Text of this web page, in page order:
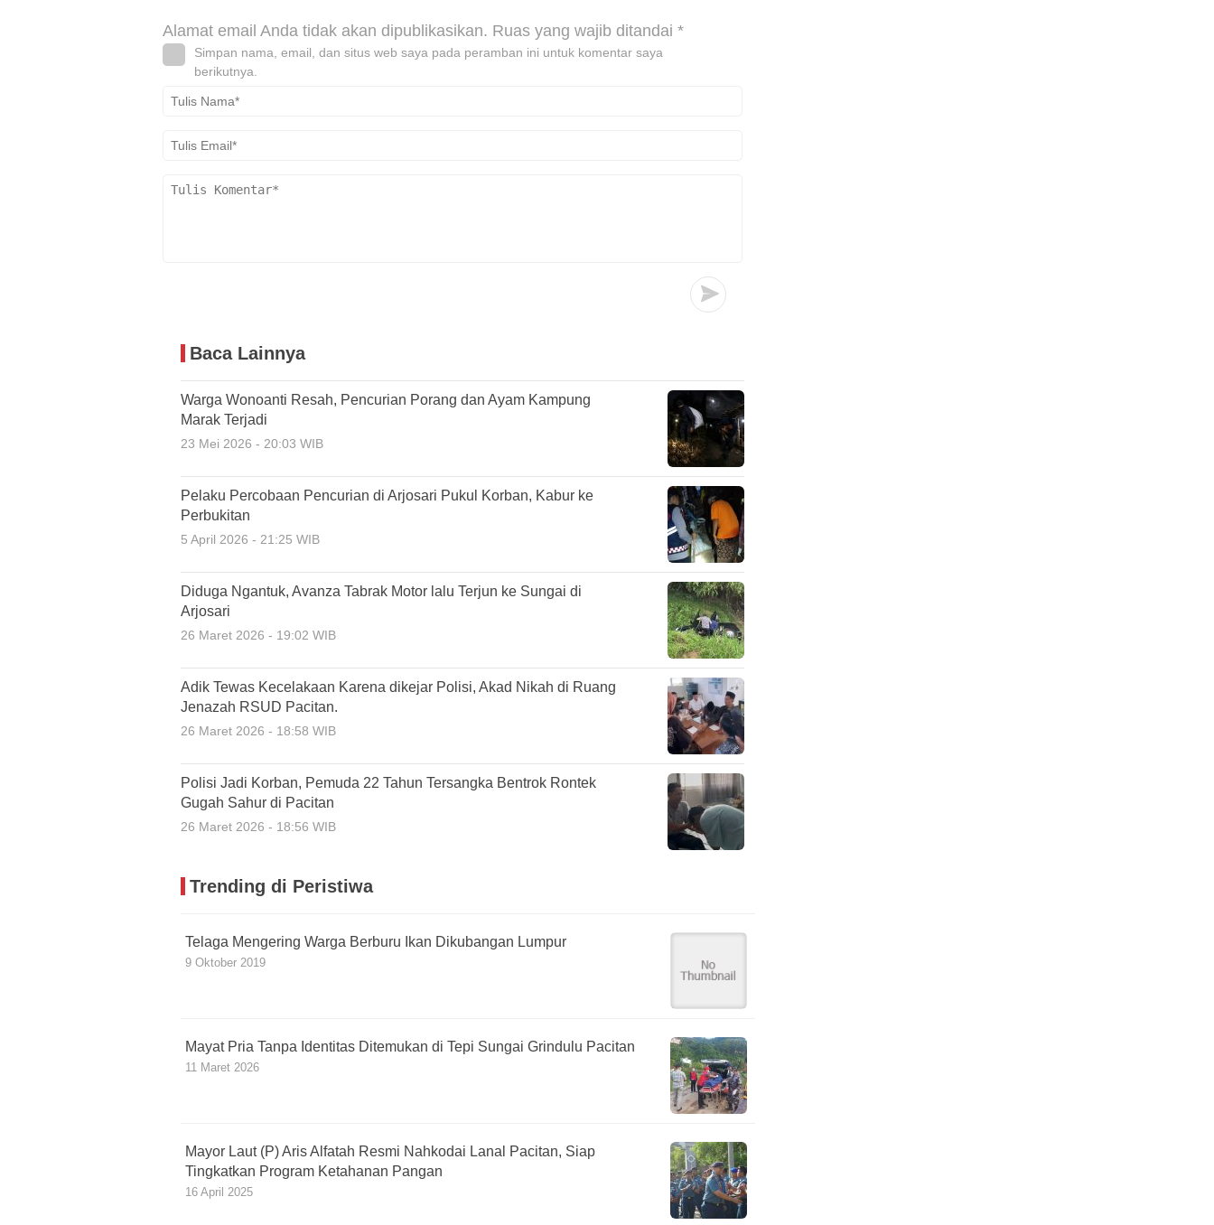
Alamat email Anda tidak akan dipublikasikan. Ruas yang wajib ditandai *
Simpan nama, email, dan situs web saya pada peramban ini untuk komentar saya
berikutnya.
Baca Lainnya
Warga Wonoanti Resah, Pencurian Porang dan Ayam Kampung
Marak Terjadi
23 Mei 2026 - 20:03 WIB
Pelaku Percobaan Pencurian di Arjosari Pukul Korban, Kabur ke
Perbukitan
5 April 2026 - 21:25 WIB
Diduga Ngantuk, Avanza Tabrak Motor lalu Terjun ke Sungai di
Arjosari
26 Maret 2026 - 19:02 WIB
Adik Tewas Kecelakaan Karena dikejar Polisi, Akad Nikah di Ruang
Jenazah RSUD Pacitan.
26 Maret 2026 - 18:58 WIB
Polisi Jadi Korban, Pemuda 22 Tahun Tersangka Bentrok Rontek
Gugah Sahur di Pacitan
26 Maret 2026 - 18:56 WIB
Trending di Peristiwa
Telaga Mengering Warga Berburu Ikan Dikubangan Lumpur
9 Oktober 2019
Mayat Pria Tanpa Identitas Ditemukan di Tepi Sungai Grindulu Pacitan
11 Maret 2026
Mayor Laut (P) Aris Alfatah Resmi Nahkodai Lanal Pacitan, Siap
Tingkatkan Program Ketahanan Pangan
16 April 2025